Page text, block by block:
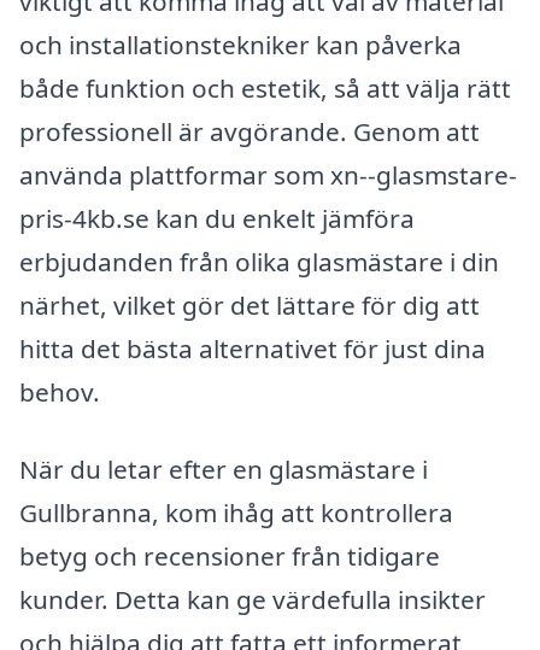
och installationstekniker kan påverka
både funktion och estetik, så att välja rätt
professionell är avgörande. Genom att
använda plattformar som xn--glasmstare-
pris-4kb.se kan du enkelt jämföra
erbjudanden från olika glasmästare i din
närhet, vilket gör det lättare för dig att
hitta det bästa alternativet för just dina
behov.
När du letar efter en glasmästare i
Gullbranna, kom ihåg att kontrollera
betyg och recensioner från tidigare
kunder. Detta kan ge värdefulla insikter
och hjälpa dig att fatta ett informerat